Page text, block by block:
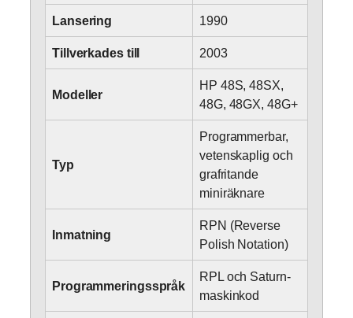
Lansering 1990
Tillverkades till 2003
Modeller
HP 48S, 48SX,
48G, 48GX, 48G+
Typ
Programmerbar,
vetenskaplig och
grafritande
miniräknare
Inmatning
RPN (Reverse
Polish Notation)
Programmeringsspråk
RPL och Saturn-
maskinkod